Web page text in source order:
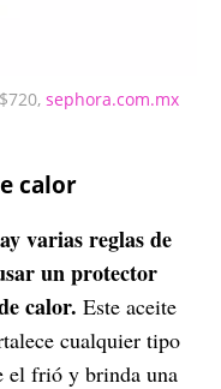
sephora.com.mx
calor
varias reglas de
un protector
calor. Este aceite
cualquier tipo
el frió y brinda una